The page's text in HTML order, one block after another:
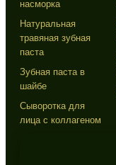
насморка
Натуральная
травяная зубная
паста
Зубная паста в
шайбе
Сыворотка для
лица с коллагеном